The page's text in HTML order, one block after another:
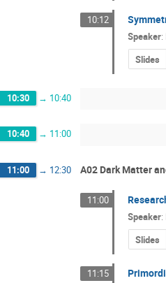
10:12
Speaker:
Slides
10:30 → 10:40
10:40 → 11:00
11:00 → 12:30 A02 Dark Matter
11:00
Speaker:
Slides
11:15